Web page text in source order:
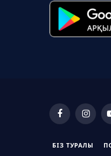
Facebook
БІЗ ТУРАЛЫ